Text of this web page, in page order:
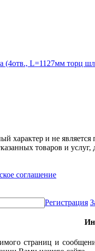
(4отв., L=1127мм торц
характер и не
товаров и
соглашение
Регистрация
страниц и